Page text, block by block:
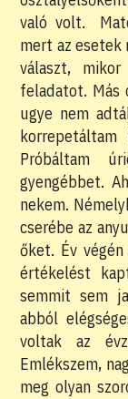
való volt.
mert az esetek
választ,
feladatot. Más
ugye nem
Próbáltam
gyengébbet.
nekem.
cserébe az
őket. Év
értékelést
semmit sem
abból
voltak az
Emlékszem,
meg olyan